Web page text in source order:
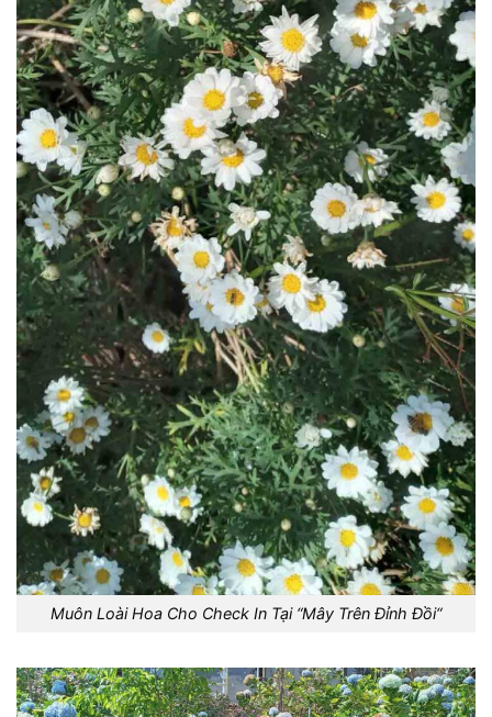
Muôn Loài Hoa Cho Check In Tại “Mây Trên Đỉnh Đồi“